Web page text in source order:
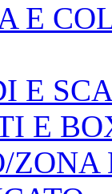
E
E
E
ZONA